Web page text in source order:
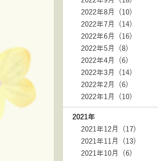
2022年8月 (10)
2022年7月 (14)
2022年6月 (16)
2022年5月 (8)
2022年4月 (6)
2022年3月 (14)
2022年2月 (6)
2022年1月 (10)
2021年
2021年12月 (17)
2021年11月 (13)
2021年10月 (6)